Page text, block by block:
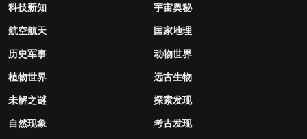
科技新知
宇宙奥秘
航空航天
国家地理
历史军事
动物世界
植物世界
远古生物
未解之谜
探索发现
自然现象
考古发现